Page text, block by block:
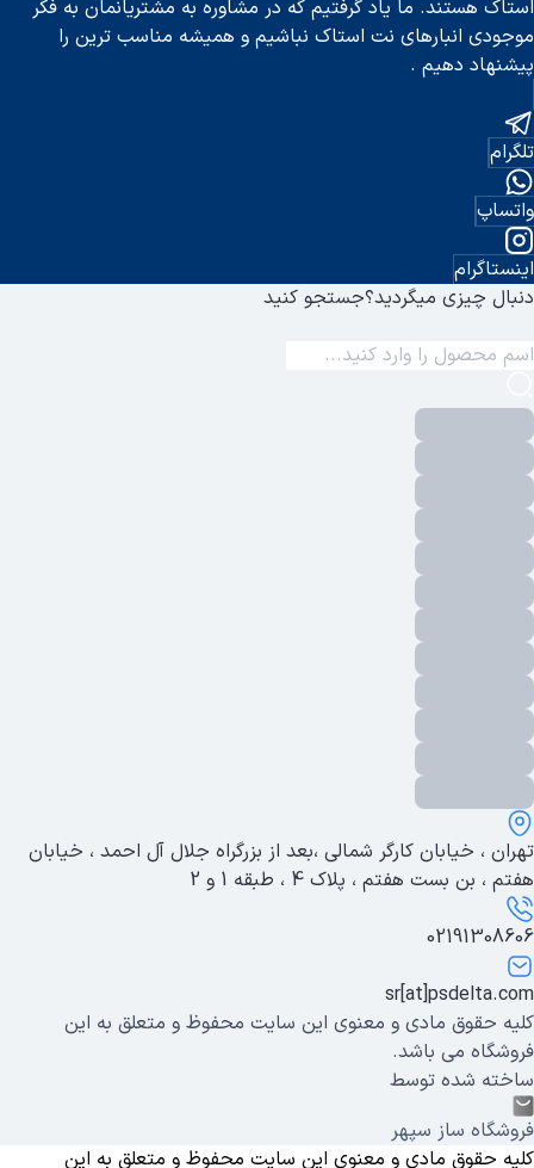
استاک هستند. ما یاد گرفتیم که در مشاوره به مشتریانمان به فکر
موجودی انبارهای نت استاک نباشیم و همیشه مناسب ترین را
پیشنهاد دهیم .
تلگرام
واتساپ
اینستاگرام
دنبال چیزی میگردید؟جستجو کنید
تهران ، خیابان کارگر شمالی ،بعد از بزرگراه جلال آل احمد ، خیابان
هفتم ، بن بست هفتم ، پلاک 4 ، طبقه 1 و 2
02191308606
sr[at]psdelta.com
کلیه حقوق مادی و معنوی این سایت محفوظ و متعلق به این
فروشگاه می باشد.
ساخته شده توسط
فروشگاه ساز سپهر
کلیه حقوق مادی و معنوی این سایت محفوظ و متعلق به این